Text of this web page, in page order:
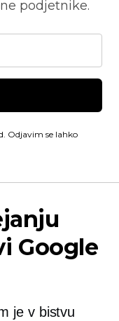
podjetnike.
Odjavim se lahko
Google
je v bistvu